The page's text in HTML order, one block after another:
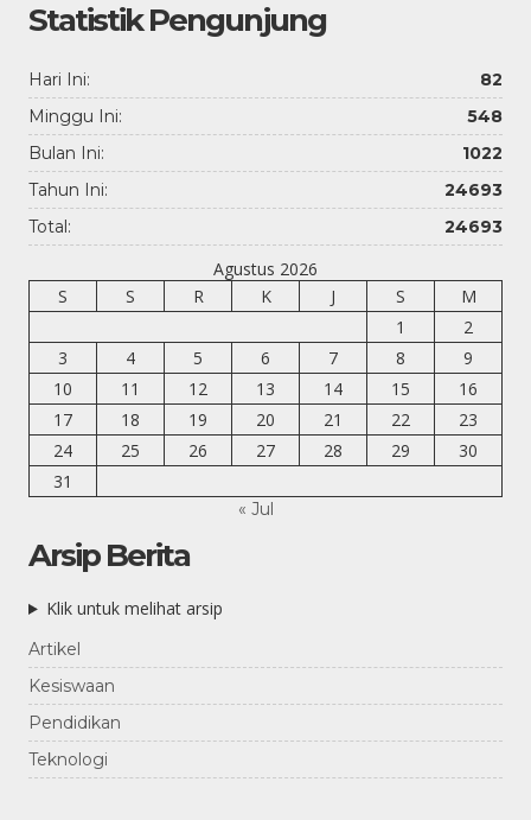
Statistik Pengunjung
Hari Ini:
82
Minggu Ini:
548
Bulan Ini:
1022
Tahun Ini:
24693
Total:
24693
Agustus 2026
S
S R K J S
M
1
2
3
4 5 6 7 8
9
10
11 12 13 14 15
16
17
18 19 20 21 22
23
24
25 26 27 28 29
30
31
« Jul
Arsip Berita
Klik untuk melihat arsip
Artikel
Kesiswaan
Pendidikan
Teknologi